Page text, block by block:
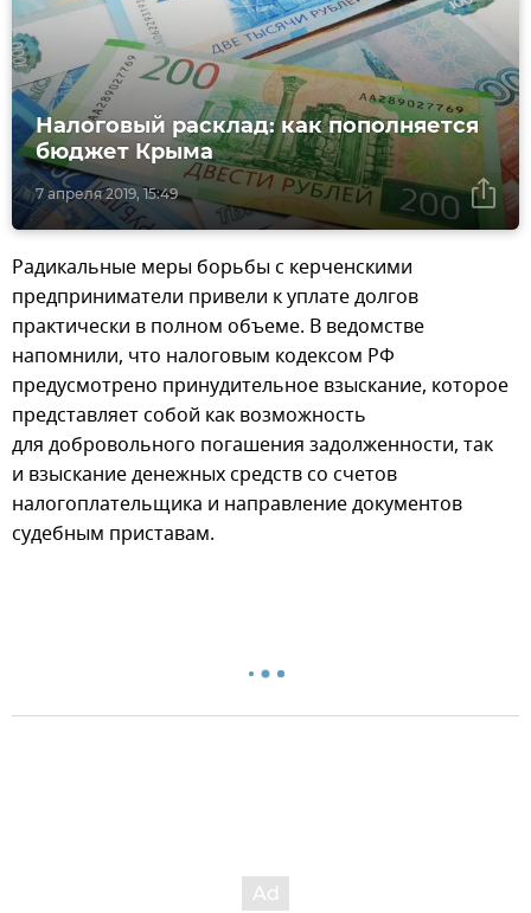
7 апреля 2019, 15:49
Налоговый расклад: как пополняется
бюджет Крыма
Радикальные меры борьбы с керченскими
предприниматели привели к уплате долгов
практически в полном объеме. В ведомстве
напомнили, что налоговым кодексом РФ
предусмотрено принудительное взыскание, которое
представляет собой как возможность
для добровольного погашения задолженности, так
и взыскание денежных средств со счетов
налогоплательщика и направление документов
судебным приставам.